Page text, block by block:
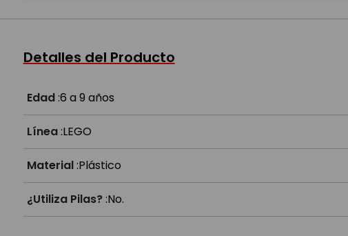
¿Es compatible con otros Lego?
Detalles del Producto
Edad:6 a 9 años
Línea:LEGO
Material:Plástico
¿Utiliza Pilas?:No.